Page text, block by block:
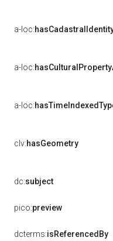
a-loc:
a-loc:
a-loc:
clv:hasGeometry
dc:subject
pico:preview
dcterms:isReferencedBy